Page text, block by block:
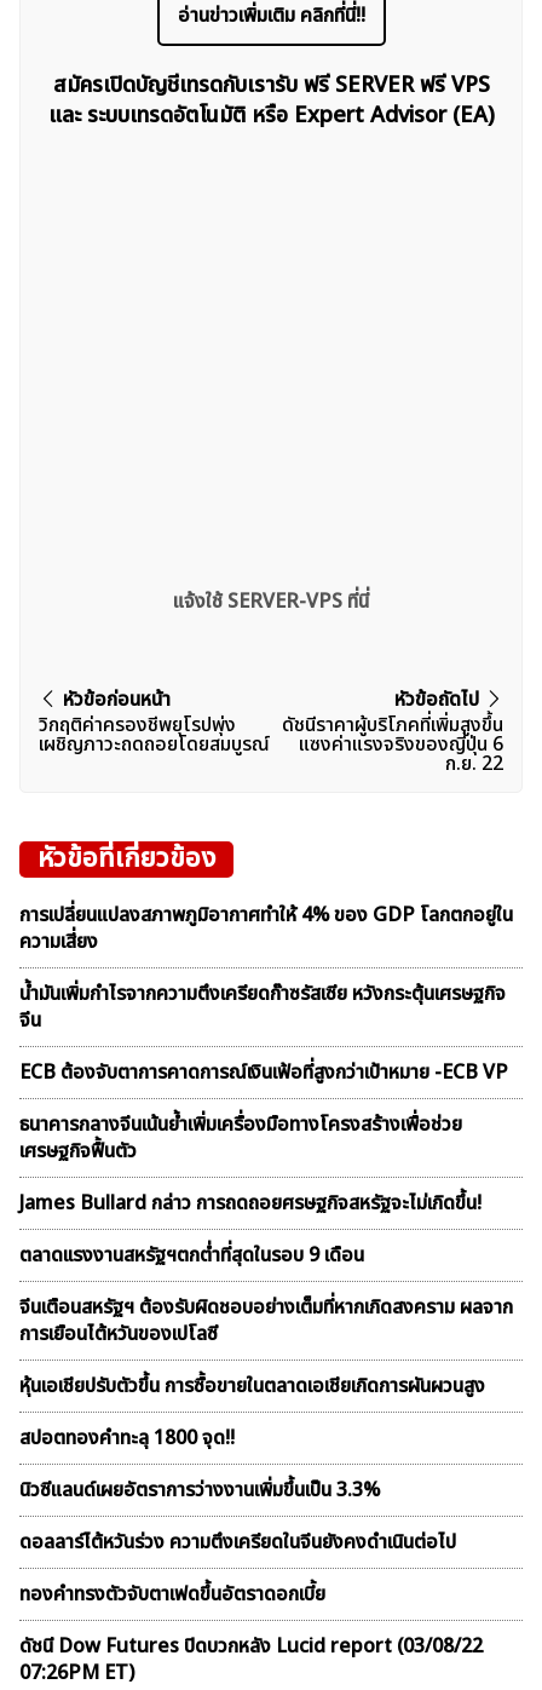
อ่านข่าวเพิ่มเติม คลิกที่นี่!!
สมัครเปิดบัญชีเทรดกับเรารับ ฟรี SERVER ฟรี VPS
และ ระบบเทรดอัตโนมัติ หรือ Expert Advisor (EA)
แจ้งใช้ SERVER-VPS ที่นี่
แนะแนว
เรื่อง
หัวข้อก่อนหน้า
วิกฤติค่าครองชีพยุโรปพุ่ง
เผชิญภาวะถดถอยโดยสมบูรณ์
หัวข้อถัดไป
ดัชนีราคาผู้บริโภคที่เพิ่มสูงขึ้น
แซงค่าแรงจริงของญี่ปุ่น 6
ก.ย. 22
หัวข้อที่เกี่ยวข้อง
การเปลี่ยนแปลงสภาพภูมิอากาศทำให้ 4% ของ GDP โลกตกอยู่ใน
ความเสี่ยง
น้ำมันเพิ่มกำไรจากความตึงเครียดก๊าซรัสเซีย หวังกระตุ้นเศรษฐกิจ
จีน
ECB ต้องจับตาการคาดการณ์เงินเฟ้อที่สูงกว่าเป้าหมาย -ECB VP
ธนาคารกลางจีนเน้นย้ำเพิ่มเครื่องมือทางโครงสร้างเพื่อช่วย
เศรษฐกิจฟื้นตัว
James Bullard กล่าว การถดถอยศรษฐกิจสหรัฐจะไม่เกิดขึ้น!
ตลาดเเรงงานสหรัฐฯตกต่ำที่สุดในรอบ 9 เดือน
จีนเตือนสหรัฐฯ ต้องรับผิดชอบอย่างเต็มที่หากเกิดสงคราม ผลจาก
การเยือนไต้หวันของเปโลซี
หุ้นเอเชียปรับตัวขึ้น การซื้อขายในตลาดเอเชียเกิดการผันผวนสูง
สปอตทองคำทะลุ 1800 จุด!!
นิวซีแลนด์เผยอัตราการว่างงานเพิ่มขึ้นเป็น 3.3%
ดอลลาร์ไต้หวันร่วง ความตึงเครียดในจีนยังคงดำเนินต่อไป
ทองคำทรงตัวจับตาเฟดขึ้นอัตราดอกเบี้ย
ดัชนี Dow Futures ปิดบวกหลัง Lucid report (03/08/22
07:26PM ET)